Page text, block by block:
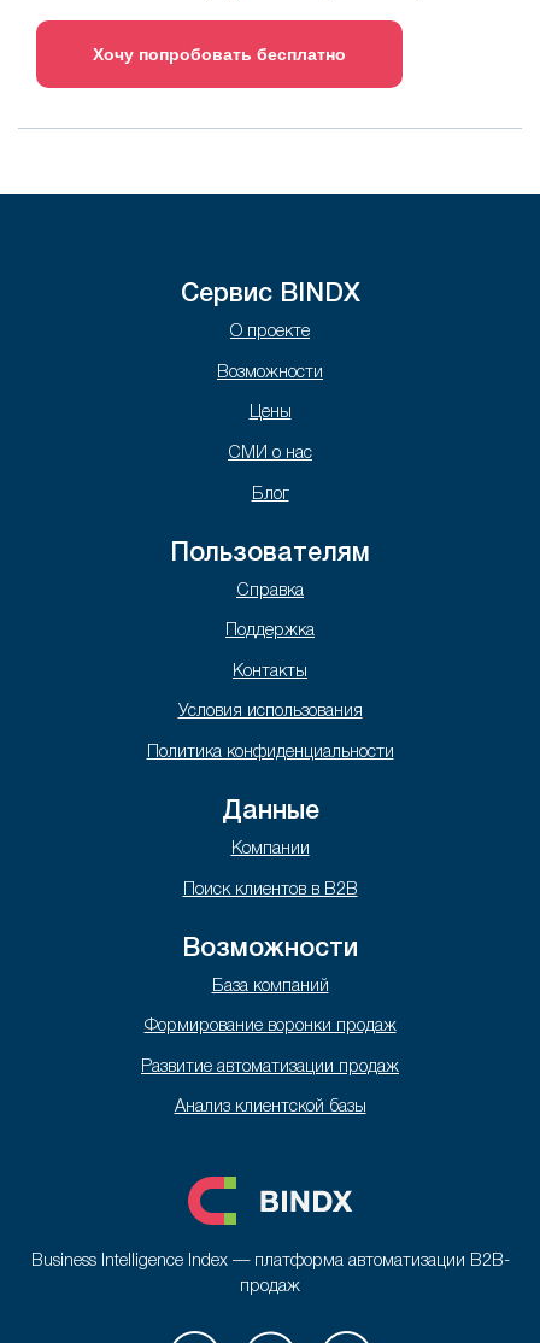
Хочу попробовать бесплатно
Сервис BINDX
О проекте
Возможности
Цены
СМИ о нас
Блог
Пользователям
Справка
Поддержка
Контакты
Условия использования
Политика конфиденциальности
Данные
Компании
Поиск клиентов в B2B
Возможности
База компаний
Формирование воронки продаж
Развитие автоматизации продаж
Анализ клиентской базы
Business Intelligence Index — платформа автоматизации B2B-
продаж